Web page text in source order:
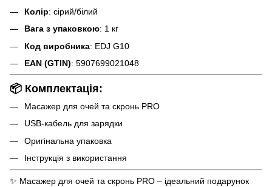
Колір: сірий/білий
Вага з упаковкою: 1 кг
Код виробника: EDJ G10
EAN (GTIN): 5907699021048
📦 Комплектація:
Масажер для очей та скронь PRO
USB-кабель для зарядки
Оригінальна упаковка
Інструкція з використання
✨ Масажер для очей та скронь PRO – ідеальний подарунок